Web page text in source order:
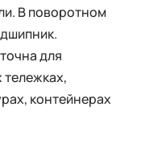
В поворотном
для
контейнерах